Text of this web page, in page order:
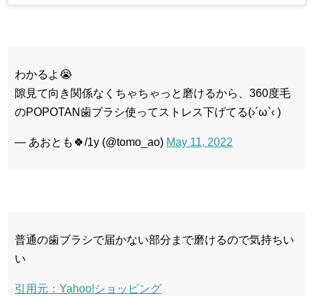
わかるよ😭
隙見て向き関係なくちゃちゃっと磨けるから、360度毛
のPOPOTAN歯ブラシ使ってストレス下げてる(›´ω`‹ )
— あおとも🍀/1y (@tomo_ao) May 11, 2022
普通の歯ブラシで届かない部分まで磨けるので気持ちい
い
引用元：Yahoo!ショッピング